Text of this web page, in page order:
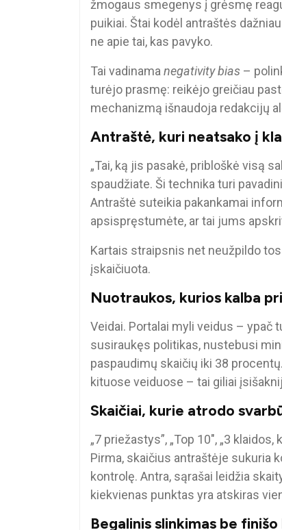
žmogaus smegenys į grėsmę
puikiai. Štai kodėl antraštės
ne apie tai, kas pavyko.
Tai vadinama negativity bias –
turėjo prasmę: reikėjo greičiau
mechanizmą išnaudoja redakcijų
Antraštė, kuri neatsako į
„Tai, ką jis pasakė, pribloškė visą
spaudžiate. Ši technika turi
Antraštė suteikia pakankamai
apsispręstumėte, ar tai jums
Kartais straipsnis net neužpildo
įskaičiuota.
Nuotraukos, kurios kalba
Veidai. Portalai myli veidus – ypač
susiraukęs politikas, nustebusi
paspaudimų skaičių iki 38
kituose veiduose – tai giliai
Skaičiai, kurie atrodo
„7 priežastys”, „Top 10″, „3
Pirma, skaičius antraštėje sukuria
kontrolę. Antra, sąrašai leidžia
kiekvienas punktas yra atskiras
Begalinis slinkimas be